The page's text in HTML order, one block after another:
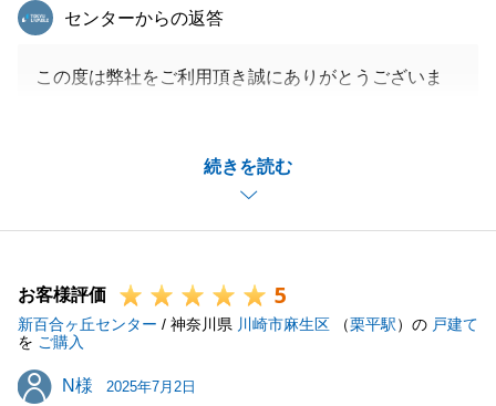
ある仲介を目指してまいります。新生活のスタート、
続きを読む
東急リバブル
センターからの返答
この度は弊社をご利用頂き誠にありがとうございま
を迎えられました事、重ねて御礼申し上げます。
またお役に立てることがございましたらお気軽にお声
がけください。
お客様評価 5
新百合ヶ丘センター / 神奈川県 川崎市麻生区 （栗平駅）の 戸建て
を ご購入
N様
N様 2025年7月2日